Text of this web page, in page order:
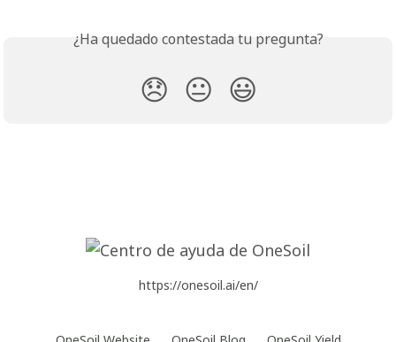
¿Ha quedado contestada tu pregunta?
😞 😐 😃
https://onesoil.ai/en/